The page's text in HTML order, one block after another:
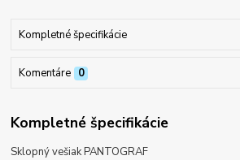
Kompletné špecifikácie
Komentáre 0
Kompletné špecifikácie
Sklopný vešiak PANTOGRAF